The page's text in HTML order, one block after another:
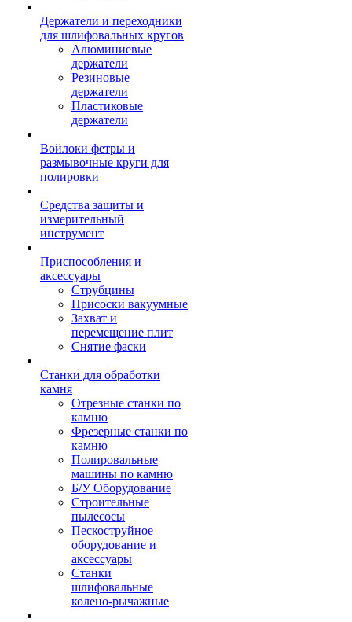
Держатели и переходники
для шлифовальных кругов
Алюминиевые
держатели
Резиновые
держатели
Пластиковые
держатели
Войлоки фетры и
размывочные круги для
полировки
Средства защиты и
измерительный
инструмент
Приспособления и
аксессуары
Струбцины
Присоски вакуумные
Захват и
перемещение плит
Снятие фаски
Станки для обработки
камня
Отрезные станки по
камню
Фрезерные станки по
камню
Полировальные
машины по камню
Б/У Оборудование
Строительные
пылесосы
Пескоструйное
оборудование и
аксессуары
Станки
шлифовальные
колено-рычажные